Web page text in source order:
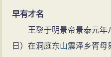
面对武宗宠幸宦官、荒淫
的倒行逆施，王鏊与韩文等
虎”向武宗“乞命”而发生逆
早有才名
王鏊于明景帝景泰元年
日）在洞庭东山震泽乡胥母